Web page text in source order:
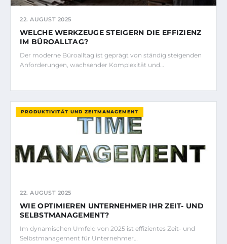
22. AUGUST 2025
WELCHE WERKZEUGE STEIGERN DIE EFFIZIENZ
IM BÜROALLTAG?
Der moderne Büroalltag ist geprägt von ständig steigenden
Anforderungen, wachsender Komplexität und…
PRODUKTIVITÄT UND ZEITMANAGEMENT
22. AUGUST 2025
WIE OPTIMIEREN UNTERNEHMER IHR ZEIT- UND
SELBSTMANAGEMENT?
Im dynamischen Umfeld von 2025 ist effizientes Zeit- und
Selbstmanagement für Unternehmer…